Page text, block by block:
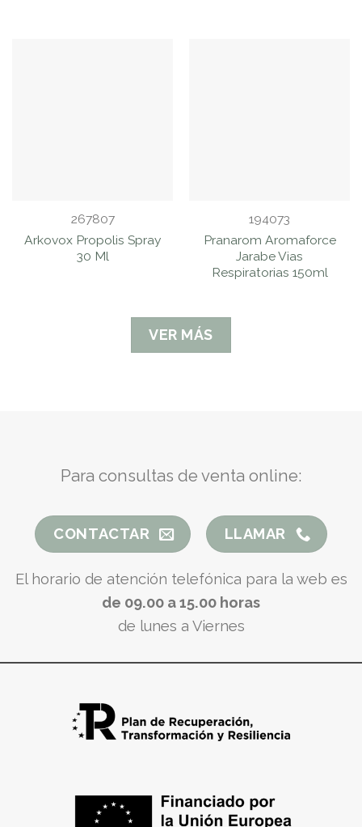
267807
Arkovox Propolis Spray
30 Ml
194073
Pranarom Aromaforce
Jarabe Vias
Respiratorias 150ml
VER MÁS
Para consultas de venta online:
CONTACTAR LLAMAR
El horario de atención telefónica para la web es
de 09.00 a 15.00 horas
de lunes a Viernes